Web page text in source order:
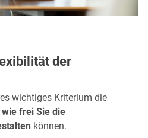
der
wichtiges Kriterium die
wie frei Sie die
können.